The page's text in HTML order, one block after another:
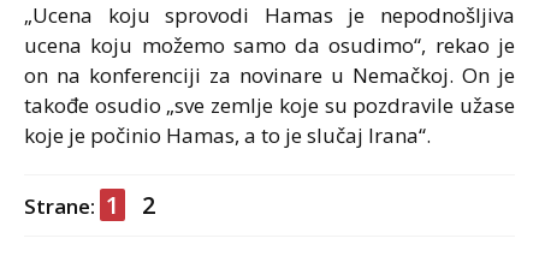
„Ucena koju sprovodi Hamas je nepodnošljiva
ucena koju možemo samo da osudimo“, rekao je
on na konferenciji za novinare u Nemačkoj. On je
takođe osudio „sve zemlje koje su pozdravile užase
koje je počinio Hamas, a to je slučaj Irana“.
Strane: 1 2